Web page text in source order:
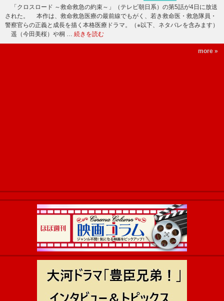
「クロスロード ～救命救急の約束～」（テレビ朝日系）の第5話が4日に放送
された。 本作は、救命救急医療の最前線でもがく、若き救命医・救急隊員・
警察官らの正義と成長を描く本格医療ドラマ。（※以下、ネタバレを含みます）
遥（今田美桜）や桐 … 続きを読む
more »